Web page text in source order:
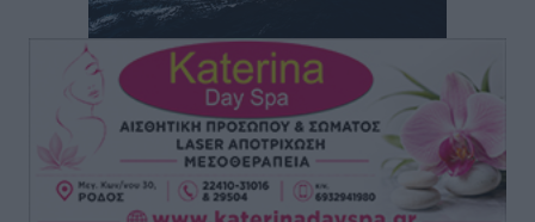
Αυτοδιοίκησης
Δημο-Κρίσεις• πριν 56 λεπτά
Δωρεάν τριήμερη κτηνιατρική δράση στη Μεγίστη,
από τη Λέσχη Lions Καστελλορίζου
Ρεπορτάζ πριν 56 λεπτά